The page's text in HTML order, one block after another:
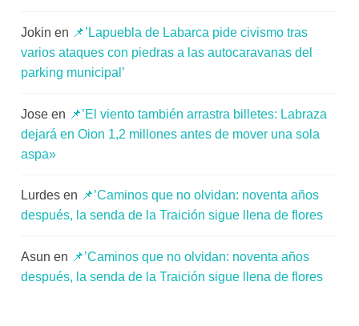
Jokin en 📌’Lapuebla de Labarca pide civismo tras
varios ataques con piedras a las autocaravanas del
parking municipal’
Jose en 📌’El viento también arrastra billetes: Labraza
dejará en Oion 1,2 millones antes de mover una sola
aspa»
Lurdes en 📌’Caminos que no olvidan: noventa años
después, la senda de la Traición sigue llena de flores
Asun en 📌’Caminos que no olvidan: noventa años
después, la senda de la Traición sigue llena de flores